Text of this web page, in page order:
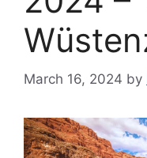
March 16, 2024 by